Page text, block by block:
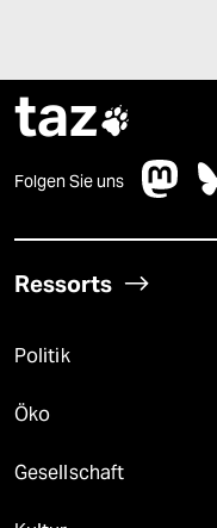
taz
Folgen Sie uns
Ressorts
Politik
Öko
Gesellschaft